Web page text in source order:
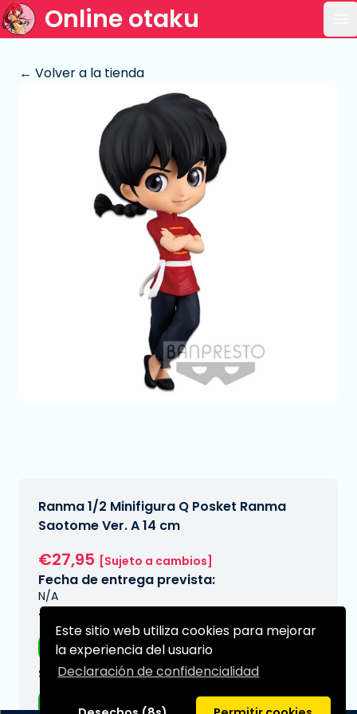
Este sitio web utiliza cookies para mejorar
la experiencia del usuario
Declaración de confidencialidad
Online otaku
← Volver a la tienda
Ranma 1/2 Minifigura Q Posket Ranma
Saotome Ver. A 14 cm
€27,95 [Sujeto a cambios]
Fecha de entrega prevista:
N/A
Tipo:
Figuras de anime
Serie:
Ranma